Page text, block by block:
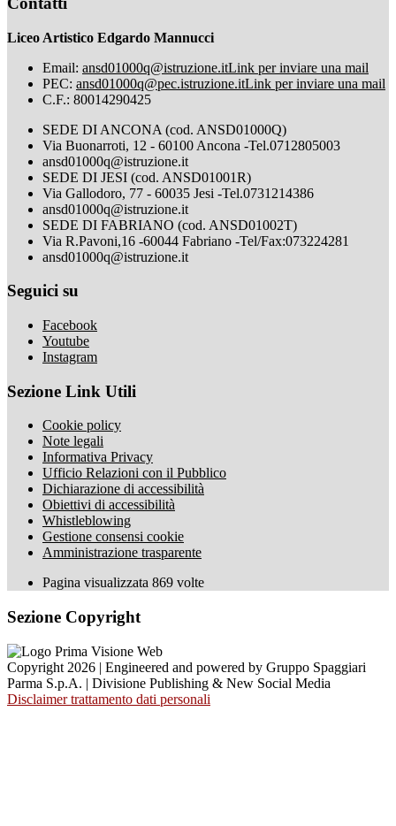
Liceo Artistico Edgardo Mannucci
Email: ansd01000q@istruzione.itLink per inviare una mail
PEC: ansd01000q@pec.istruzione.itLink per inviare una mail
C.F.: 80014290425
SEDE DI ANCONA (cod. ANSD01000Q)
Via Buonarroti, 12 - 60100 Ancona -Tel.0712805003
ansd01000q@istruzione.it
SEDE DI JESI (cod. ANSD01001R)
Via Gallodoro, 77 - 60035 Jesi -Tel.0731214386
ansd01000q@istruzione.it
SEDE DI FABRIANO (cod. ANSD01002T)
Via R.Pavoni,16 -60044 Fabriano -Tel/Fax:073224281
ansd01000q@istruzione.it
Seguici su
Facebook
Youtube
Instagram
Sezione Link Utili
Cookie policy
Note legali
Informativa Privacy
Ufficio Relazioni con il Pubblico
Dichiarazione di accessibilità
Obiettivi di accessibilità
Whistleblowing
Gestione consensi cookie
Amministrazione trasparente
Pagina visualizzata 869 volte
Sezione Copyright
Copyright 2026 | Engineered and powered by Gruppo Spaggiari
Parma S.p.A. | Divisione Publishing & New Social Media
Disclaimer trattamento dati personali